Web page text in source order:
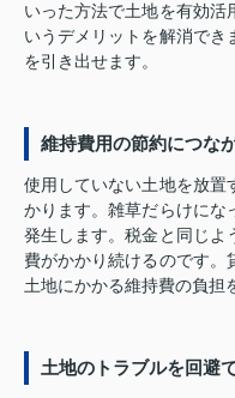
いった方法で土地を有効活
いうデメリットを解消でき
を引き出せます。
維持費用の節約につな
使用していない土地を放置
かります。雑草だらけにな
発生します。税金と同じよ
費がかかり続けるのです。
土地にかかる維持費の負担
土地のトラブルを回避